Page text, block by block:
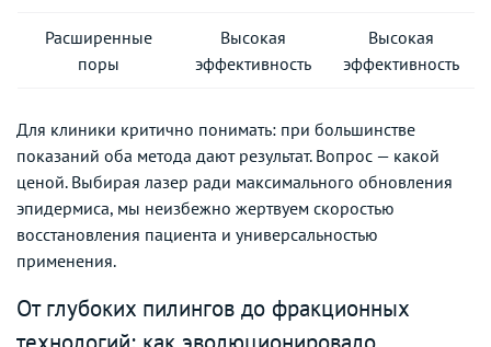
Расширенные
поры
Высокая
эффективность
Высокая
эффективность
Для клиники критично понимать: при большинстве
показаний оба метода дают результат. Вопрос — какой
ценой. Выбирая лазер ради максимального обновления
эпидермиса, мы неизбежно жертвуем скоростью
восстановления пациента и универсальностью
применения.
От глубоких пилингов до фракционных